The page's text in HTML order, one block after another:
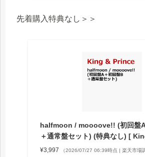
先着購入特典なし＞＞
halfmoon / moooove!! (初回盤
＋通常盤セット) (特典なし) [
¥3,997 （2026/07/27 06:39時点 | 楽天市場